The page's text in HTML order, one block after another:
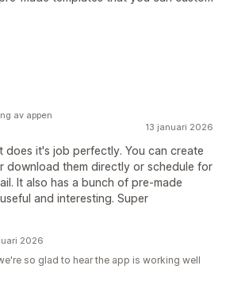
13 januari 2026
does it's job perfectly. You can create
download them directly or schedule for
It also has a bunch of pre-made
and interesting. Super
av appen
2026
so glad to hear the app is working well